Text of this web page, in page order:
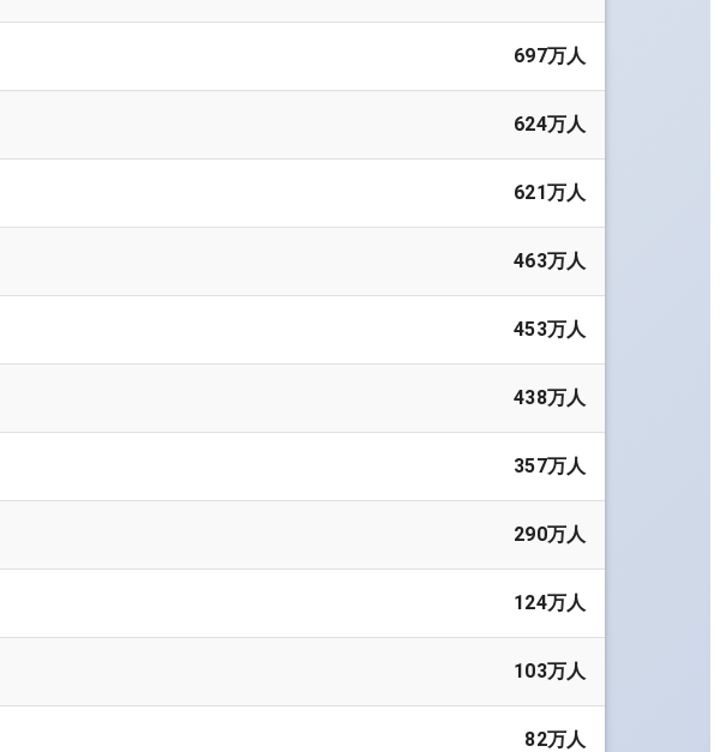
697万人
624万人
621万人
463万人
453万人
438万人
357万人
290万人
124万人
103万人
82万人